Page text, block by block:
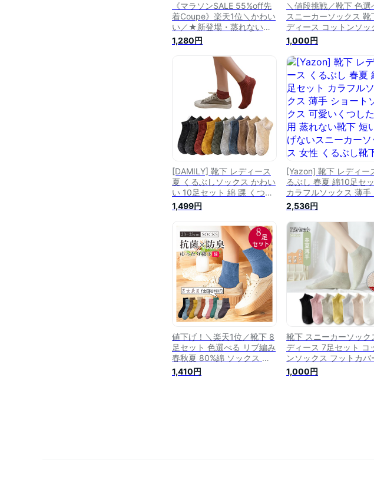
《マラソンSALE 55%off先
着Coupe》楽天1位＼かわい
い／★新登場・蒸れない★
靴下10色 スニーカーソック
ス 靴下レディース コットン
ソックス かわいい 10足セッ
ト 綿 くつした おしゃれ 春
夏秋冬 短い くつ下 蒸れな
い 脱げない ショート 22-
25cm足
1,280円
＼値段挑戦／靴下 色選
スニーカーソックス 靴
ディース コットンソッ
かわいい 10足セット 綿
つした レディース おし
春夏秋冬 女性 短い 男
用 くつ下 蒸れない 脱
い ショート ソックス
スーポツ アウトドア
25cm
1,000円
[DAMILY] 靴下 レディース
夏 くるぶしソックス かわい
い 10足セット 綿 踝 くつし
た レディース おしゃれ ス
ニーカーソックス 薄手 女性
靴下 短い くつ下 蒸れない
脱げない ショート ソックス
室内 アウトドア 22-25cm
1,499円
[Yazon] 靴下 レディー
るぶし 春夏 綿10足セ
カラフルソックス 薄手
ートソックス 可愛いく
た 夏用 蒸れない靴下 短
脱げないスニーカーソ
ス 女性 くるぶし靴下
25cm 色：10color、サ
ズ：25.0 cm
2,536円
値下げ！＼楽天1位／靴下 8
足セット 色選べる リブ編み
春秋夏 80%綿 ソックス 靴
下レディース ソックスレデ
ィース 春夏秋冬 シンプル
1,410円
靴下 スニーカーソック
ディース 7足セット コ
ンソックス フットカバ
ッシュソックス 蒸れな
つした くつ下脱げない
1,000円